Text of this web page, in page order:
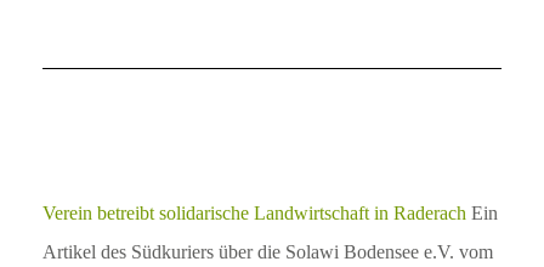
Verein betreibt solidarische Landwirtschaft in Raderach Ein
Artikel des Südkuriers über die Solawi Bodensee e.V. vom